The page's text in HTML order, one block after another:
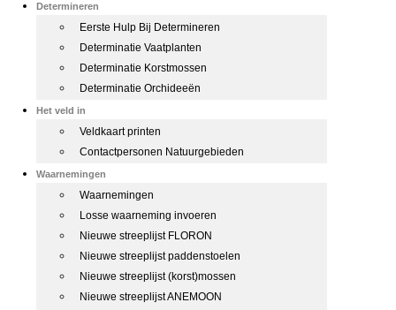
Determineren
Eerste Hulp Bij Determineren
Determinatie Vaatplanten
Determinatie Korstmossen
Determinatie Orchideeën
Het veld in
Veldkaart printen
Contactpersonen Natuurgebieden
Waarnemingen
Waarnemingen
Losse waarneming invoeren
Nieuwe streeplijst FLORON
Nieuwe streeplijst paddenstoelen
Nieuwe streeplijst (korst)mossen
Nieuwe streeplijst ANEMOON